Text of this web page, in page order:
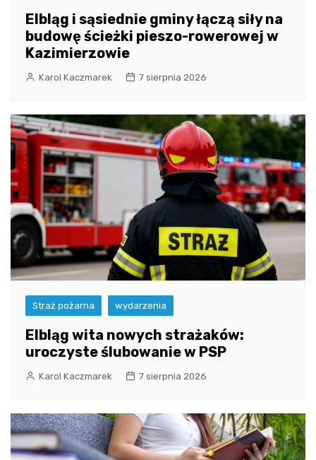
Elbląg i sąsiednie gminy łączą siły na
budowę ścieżki pieszo-rowerowej w
Kazimierzowie
Karol Kaczmarek 7 sierpnia 2026
Straż pożarna wydarzenia
Elbląg wita nowych strażaków:
uroczyste ślubowanie w PSP
Karol Kaczmarek 7 sierpnia 2026